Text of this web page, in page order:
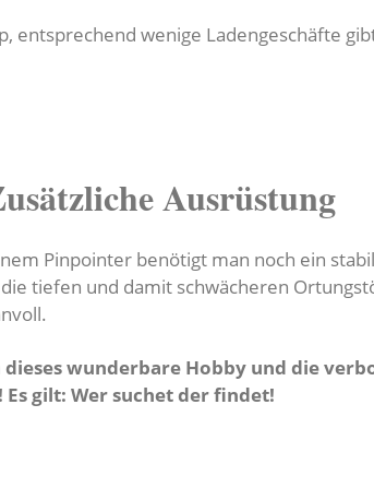
entsprechend wenige Ladengeschäfte
Ausrüstung
Pinpointer benötigt man noch ein
tiefen und damit schwächeren
wunderbare Hobby und die
gilt: Wer suchet der findet!